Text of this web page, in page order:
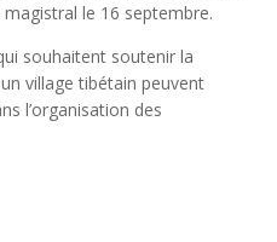
le 16 septembre.
souhaitent soutenir la
village tibétain peuvent
l’organisation des